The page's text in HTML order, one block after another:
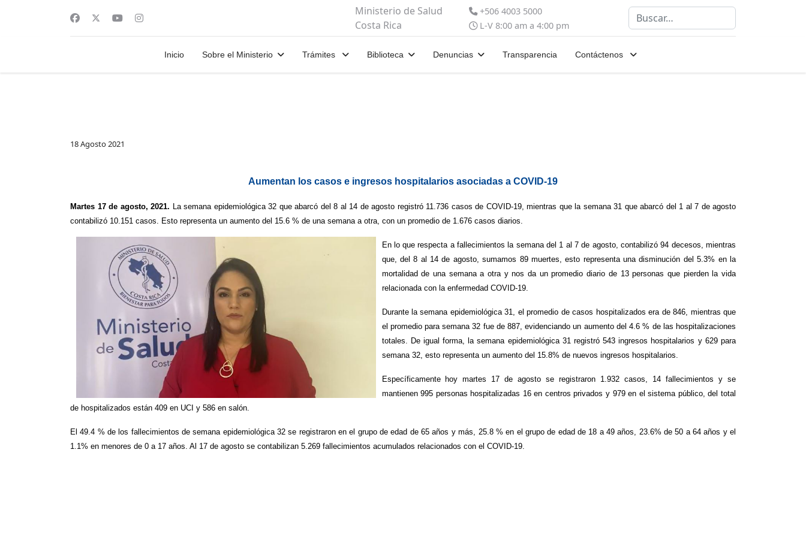
Ministerio de Salud
Costa Rica
+506 4003 5000
L-V 8:00 am a 4:00 pm
Buscar
Inicio Sobre el Ministerio Trámites Biblioteca Denuncias Transparencia Contáctenos
18 Agosto 2021
Aumentan los casos e ingresos hospitalarios asociadas a COVID-19
Martes 17 de agosto, 2021. La semana epidemiológica 32 que abarcó del 8 al 14 de agosto registró 11.736 casos de COVID-19, mientras que la semana 31 que abarcó del 1 al 7 de agosto
contabilizó 10.151 casos. Esto representa un aumento del 15.6 % de una semana a otra, con un promedio de 1.676 casos diarios.
En lo que respecta a fallecimientos la semana del 1 al 7 de agosto, contabilizó 94 decesos, mientras
que, del 8 al 14 de agosto, sumamos 89 muertes, esto representa una disminución del 5.3% en la
mortalidad de una semana a otra y nos da un promedio diario de 13 personas que pierden la vida
relacionada con la enfermedad COVID-19.
Durante la semana epidemiológica 31, el promedio de casos hospitalizados era de 846, mientras que
el promedio para semana 32 fue de 887, evidenciando un aumento del 4.6 % de las hospitalizaciones
totales. De igual forma, la semana epidemiológica 31 registró 543 ingresos hospitalarios y 629 para
semana 32, esto representa un aumento del 15.8% de nuevos ingresos hospitalarios.
Específicamente hoy martes 17 de agosto se registraron 1.932 casos, 14 fallecimientos y se
mantienen 995 personas hospitalizadas 16 en centros privados y 979 en el sistema público, del total
de hospitalizados están 409 en UCI y 586 en salón.
El 49.4 % de los fallecimientos de semana epidemiológica 32 se registraron en el grupo de edad de 65 años y más, 25.8 % en el grupo de edad de 18 a 49 años, 23.6% de 50 a 64 años y el
1.1% en menores de 0 a 17 años. Al 17 de agosto se contabilizan 5.269 fallecimientos acumulados relacionados con el COVID-19.